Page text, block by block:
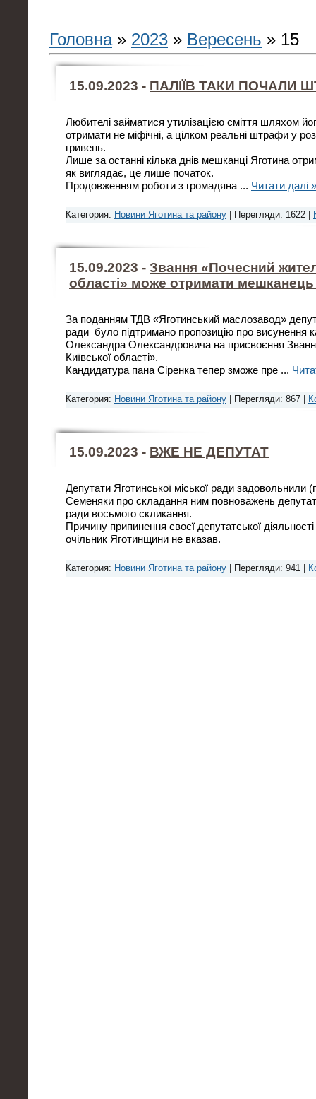
Головна» 2023 » Вересень » 15
15.09.2023 - ПАЛІЇВ ТАКИ ПОЧАЛИ
Любителі займатися утилізацією сміття шляхом
отримати не міфічні, а цілком реальні штрафи у
гривень.
Лише за останні кілька днів мешканці Яготина
як виглядає, це лише початок.
Продовженням роботи з громадяна ... Читати далі »
Категория: Новини Яготина та району | Перегляди: 1622 |
15.09.2023 - Звання «Почесний
області» може отримати
За поданням ТДВ «Яготинський маслозавод»
ради було підтримано пропозицію про висунення
Олександра Олександровича на присвоєння
Київської області».
Кандидатура пана Сіренка тепер зможе пре ...
Категория: Новини Яготина та району | Перегляди: 867 |
15.09.2023 - ВЖЕ НЕ ДЕПУТАТ
Депутати Яготинської міської ради задовольнили
Семеняки про складання ним повноважень
ради восьмого скликання.
Причину припинення своєї депутатської
очільник Яготинщини не вказав.
Категория: Новини Яготина та району | Перегляди: 941 |